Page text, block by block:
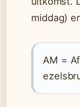
middag)
AM =